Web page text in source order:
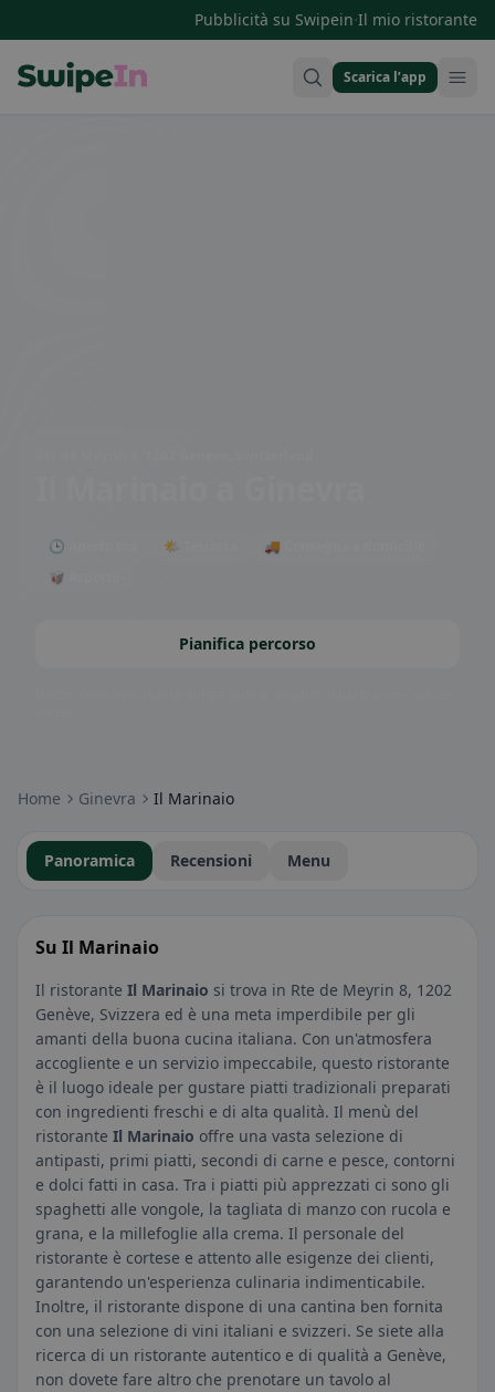
Pubblicità su Swipein·Il mio ristorante
Scarica l’app
🕒 Aperto ora 🌤 Terrazza
🚚 Consegna a domicilio
🥡 Asporto
Pianifica percorso
Home Ginevra Il Marinaio
Panoramica Recensioni Menu
Su Il Marinaio
Il ristorante Il Marinaio si trova in Rte de Meyrin 8, 1202
Genève, Svizzera ed è una meta imperdibile per gli
amanti della buona cucina italiana. Con un'atmosfera
accogliente e un servizio impeccabile, questo ristorante
è il luogo ideale per gustare piatti tradizionali preparati
con ingredienti freschi e di alta qualità. Il menù del
ristorante Il Marinaio offre una vasta selezione di
antipasti, primi piatti, secondi di carne e pesce, contorni
e dolci fatti in casa. Tra i piatti più apprezzati ci sono gli
spaghetti alle vongole, la tagliata di manzo con rucola e
grana, e la millefoglie alla crema. Il personale del
ristorante è cortese e attento alle esigenze dei clienti,
garantendo un'esperienza culinaria indimenticabile.
Inoltre, il ristorante dispone di una cantina ben fornita
con una selezione di vini italiani e svizzeri. Se siete alla
ricerca di un ristorante autentico e di qualità a Genève,
non dovete fare altro che prenotare un tavolo al